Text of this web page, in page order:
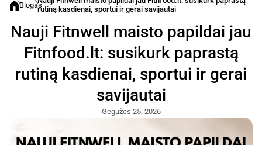
Blogasrutiną kasdienai, sportui ir gerai savijautai
Nauji Fitnwell maisto papildai jau
Fitnfood.lt: susikurk paprastą
rutiną kasdienai, sportui ir gerai
savijautai
Gegužės 25, 2026